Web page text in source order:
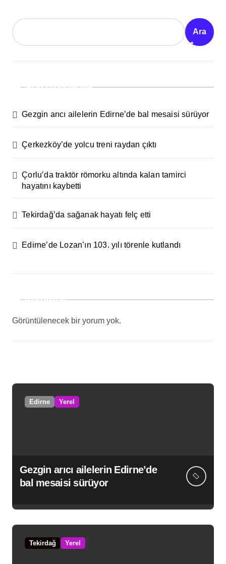
Ara
Son Gönderiler
Gezgin arıcı ailelerin Edirne’de bal mesaisi sürüyor
Çerkezköy’de yolcu treni raydan çıktı
Çorlu’da traktör römorku altında kalan tamirci
hayatını kaybetti
Tekirdağ’da sağanak hayatı felç etti
Edirne’de Lozan’ın 103. yılı törenle kutlandı
Yorumlar
Görüntülenecek bir yorum yok.
Edirne Yerel
Gezgin arıcı ailelerin Edirne’de
bal mesaisi sürüyor
Tekirdağ Yerel